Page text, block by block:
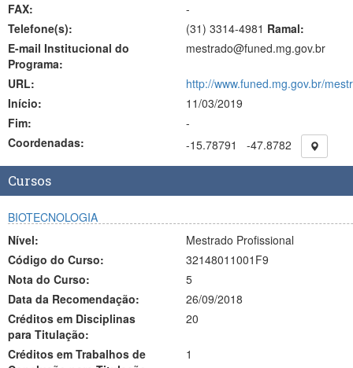
FAX:
-
Telefone(s):
(31) 3314-4981 Ramal:
E-mail Institucional do
Programa:
mestrado@funed.mg.gov.br
URL:
http://www.funed.mg.gov.br/
Início:
11/03/2019
Fim:
-
Coordenadas:
-15.78791 -47.8782
Cursos
BIOTECNOLOGIA
Nível:
Mestrado Profissional
Código do Curso:
32148011001F9
Nota do Curso:
5
Data da Recomendação:
26/09/2018
Créditos em Disciplinas
para Titulação:
20
Créditos em Trabalhos de
1